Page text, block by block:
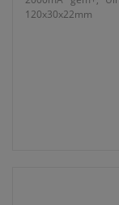
120x30x22mm